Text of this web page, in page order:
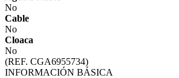
No
Cable
No
Cloaca
No
(REF. CGA6955734)
INFORMACIÓN BÁSICA